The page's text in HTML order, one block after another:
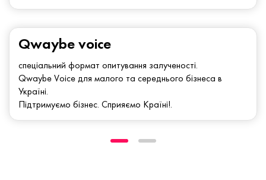
Qwaybe voice
спеціальний формат опитування залученості.
Qwaybe Voice для малого та середнього бізнеса в
Україні.
Підтримуємо бізнес. Сприяємо Країні!.